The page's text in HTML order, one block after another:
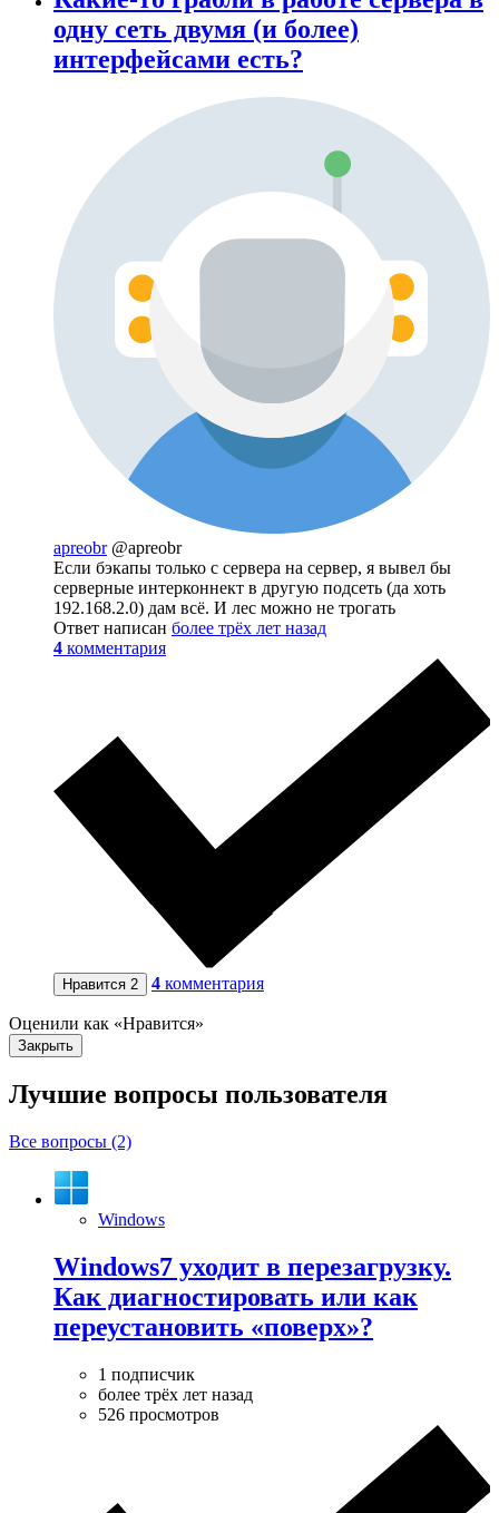
одну сеть двумя (и более)
интерфейсами есть?
apreobr @apreobr
Если бэкапы только с сервера на сервер, я вывел бы
серверные интерконнект в другую подсеть (да хоть
192.168.2.0) дам всё. И лес можно не трогать
Ответ написан более трёх лет назад
4 комментария
Нравится 2 4 комментария
Оценили как «Нравится»
Закрыть
Лучшие вопросы пользователя
Все вопросы (2)
Windows
Windows7 уходит в перезагрузку.
Как диагностировать или как
переустановить «поверх»?
1 подписчик
более трёх лет назад
526 просмотров